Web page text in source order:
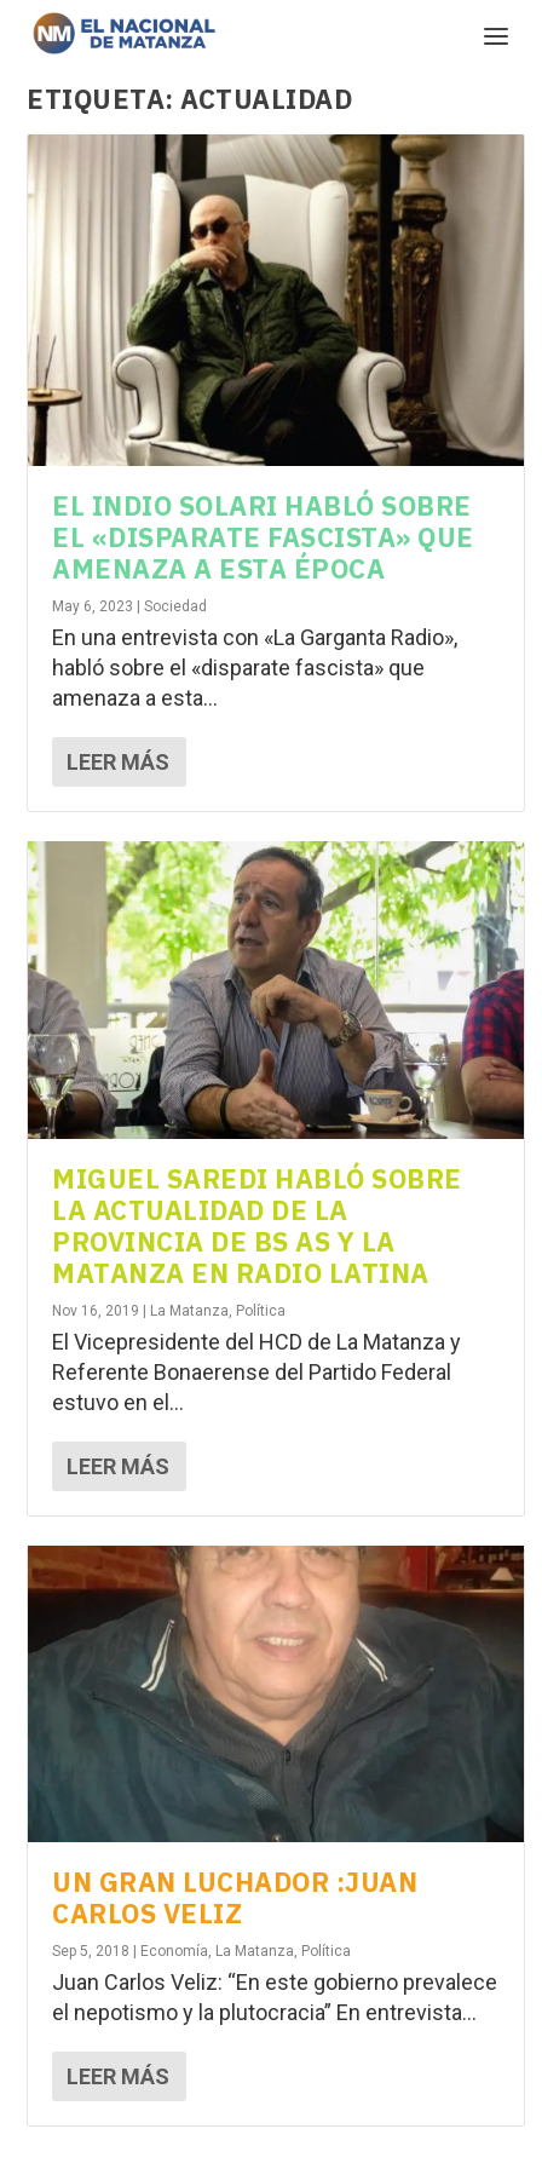
ETIQUETA:ACTUALIDAD
EL INDIO SOLARI HABLÓ SOBRE
EL «DISPARATE FASCISTA» QUE
AMENAZA A ESTA ÉPOCA
May 6, 2023 |Sociedad
En una entrevista con «La Garganta Radio»,
habló sobre el «disparate fascista» que
amenaza a esta...
LEER MÁS
MIGUEL SAREDI HABLÓ SOBRE
LA ACTUALIDAD DE LA
PROVINCIA DE BS AS Y LA
MATANZA EN RADIO LATINA
Nov 16, 2019 | La Matanza Política
El Vicepresidente del HCD de La Matanza y
Referente Bonaerense del Partido Federal
estuvo en el...
LEER MÁS
UN GRAN LUCHADOR :JUAN
CARLOS VELIZ
Sep 5, 2018 Economía, La Matanza, Política
Juan Carlos Veliz: “En este gobierno prevalece
el nepotismo y la plutocracia” En entrevista...
LEER MÁS